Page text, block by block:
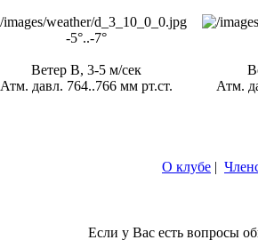
-5°..-7°
Ветер В, 3-5 м/сек
Атм. давл. 764..766 мм рт.ст.
Атм.
О клубе |
Если у Вас есть вопросы